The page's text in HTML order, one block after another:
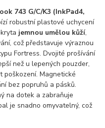
743 G/C/K3 (InkPad4,
robustní plastové uchycení
jemnou umělou kůží,
což představuje výraznou
Fortress. Dvojité prošívání
než u lepených pouzder,
poškození. Magnetické
bez popruhů a pásků.
na dotek a zabraňuje
je snadno omyvatelný, což